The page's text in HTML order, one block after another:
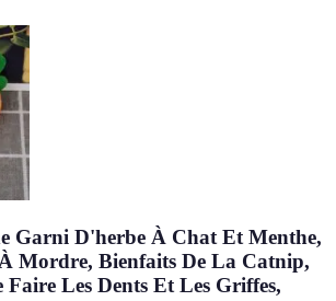
Garni D'herbe À Chat Et Menthe,
Mordre, Bienfaits De La Catnip,
Faire Les Dents Et Les Griffes,